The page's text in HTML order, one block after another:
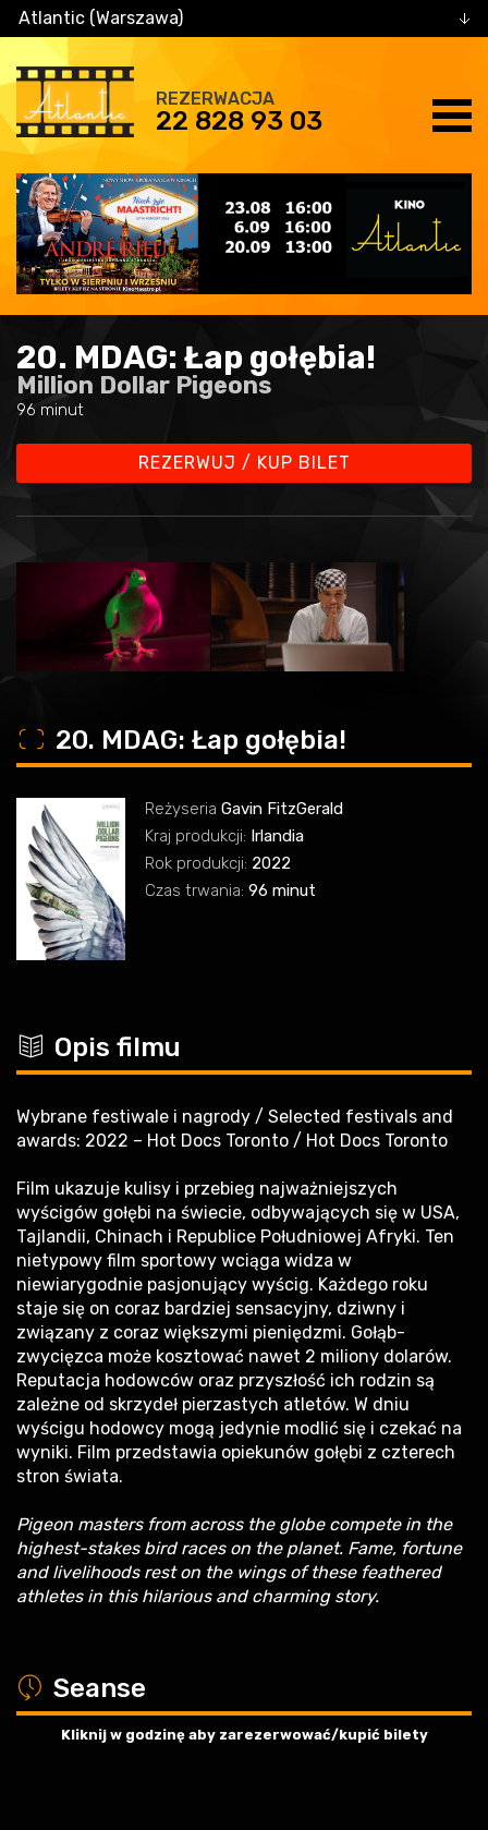
Atlantic (Warszawa)
REZERWACJA
22 828 93 03
20. MDAG: Łap gołębia!
Million Dollar Pigeons
96 minut
REZERWUJ / KUP BILET
o 20. MDAG: Łap gołębia!
Reżyseria Gavin FitzGerald
Kraj produkcji: Irlandia
Rok produkcji: 2022
Czas trwania: 96 minut
c Opis filmu
Wybrane festiwale i nagrody / Selected festivals and
awards: 2022 – Hot Docs Toronto / Hot Docs Toronto
Film ukazuje kulisy i przebieg najważniejszych
wyścigów gołębi na świecie, odbywających się w USA,
Tajlandii, Chinach i Republice Południowej Afryki. Ten
nietypowy film sportowy wciąga widza w
niewiarygodnie pasjonujący wyścig. Każdego roku
staje się on coraz bardziej sensacyjny, dziwny i
związany z coraz większymi pieniędzmi. Gołąb-
zwycięzca może kosztować nawet 2 miliony dolarów.
Reputacja hodowców oraz przyszłość ich rodzin są
zależne od skrzydeł pierzastych atletów. W dniu
wyścigu hodowcy mogą jedynie modlić się i czekać na
wyniki. Film przedstawia opiekunów gołębi z czterech
stron świata.
Pigeon masters from across the globe compete in the
highest-stakes bird races on the planet. Fame, fortune
and livelihoods rest on the wings of these feathered
athletes in this hilarious and charming story.
a Seanse
Kliknij w godzinę aby zarezerwować/kupić bilety